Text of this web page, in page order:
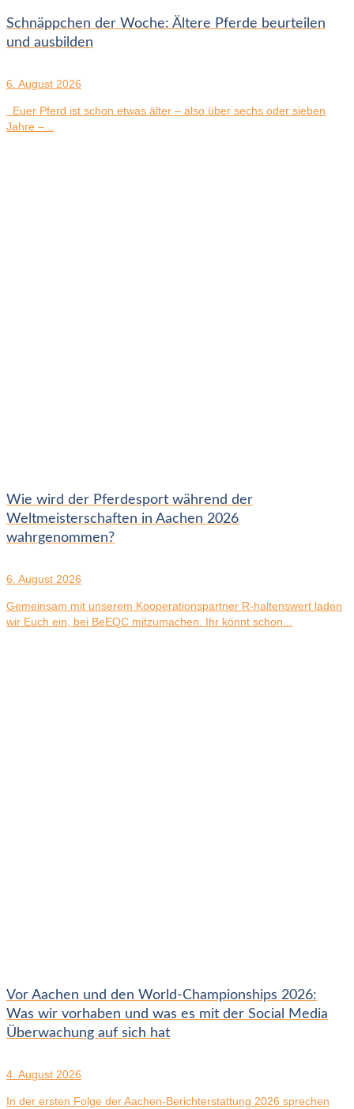
Schnäppchen der Woche: Ältere Pferde beurteilen
und ausbilden
6. August 2026
Euer Pferd ist schon etwas älter – also über sechs oder sieben
Jahre –...
Wie wird der Pferdesport während der
Weltmeisterschaften in Aachen 2026
wahrgenommen?
6. August 2026
Gemeinsam mit unserem Kooperationspartner R-haltenswert laden
wir Euch ein, bei BeEQC mitzumachen. Ihr könnt schon...
Vor Aachen und den World-Championships 2026:
Was wir vorhaben und was es mit der Social Media
Überwachung auf sich hat
4. August 2026
In der ersten Folge der Aachen-Berichterstattung 2026 sprechen